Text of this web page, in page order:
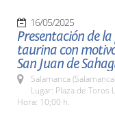
16/05/2025
Presentación de
taurina con
San Juan de
Salamanca
Lugar: Plaza de Toros
Hora: 10;00 h.